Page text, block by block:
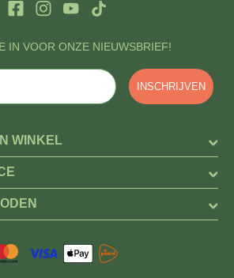
IN VOOR ONZE NIEUWSBRIEF!
INSCHRIJVEN
WINKEL